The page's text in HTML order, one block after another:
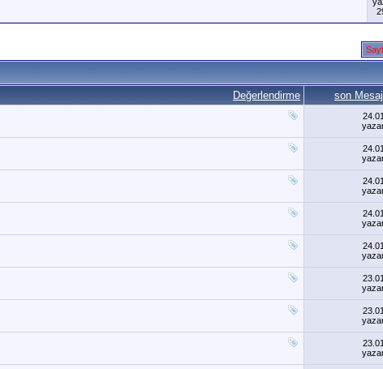
Değerlendirme son Mesaj